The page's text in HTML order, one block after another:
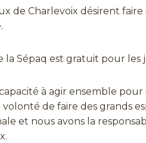
de Charlevoix désirent
la Sépaq est gratuit pour les
à agir ensemble
volonté de faire des
et nous avons la